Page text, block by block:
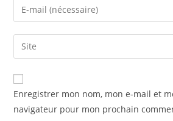
Enregistrer mon nom, mon e-mail et
navigateur pour mon prochain